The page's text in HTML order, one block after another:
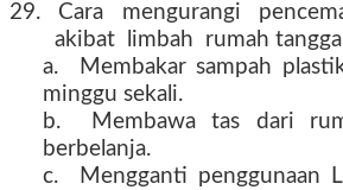
29. Cara mengurangi
akibat limbah rumah tangga
a. Membakar sampah
minggu sekali.
b. Membawa tas dari
berbelanja.
c. Mengganti penggunaan